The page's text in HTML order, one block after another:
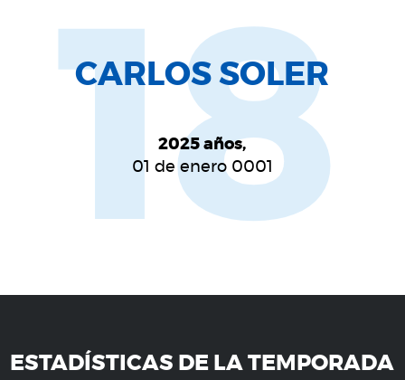
CARLOS SOLER
2025 años,
01 de enero 0001
18
ESTADÍSTICAS DE LA TEMPORADA